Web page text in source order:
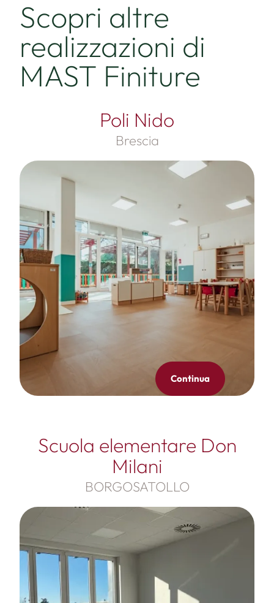
Scopri altre
realizzazioni di
MAST Finiture
Poli Nido
Brescia
Continua
Scuola elementare Don
Milani
BORGOSATOLLO